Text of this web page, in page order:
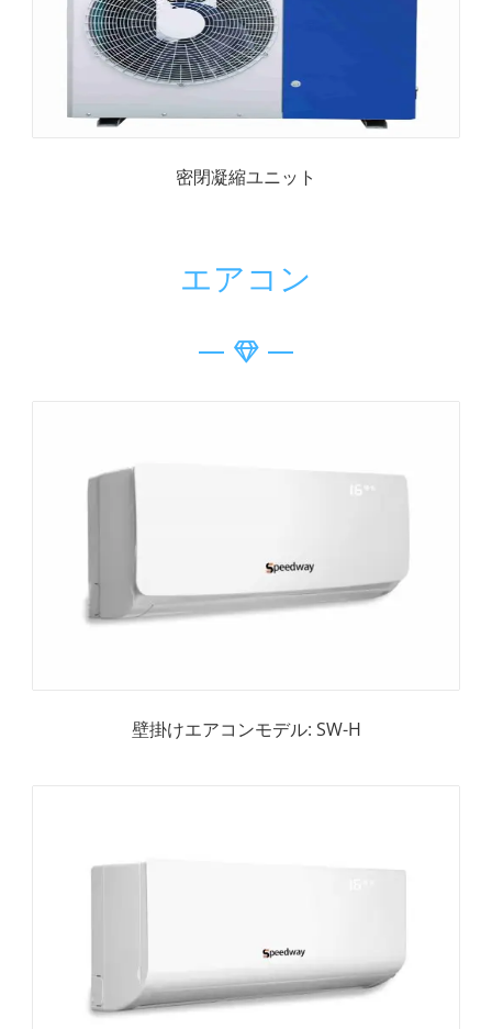
密閉凝縮ユニット
エアコン
壁掛けエアコンモデル: SW-H